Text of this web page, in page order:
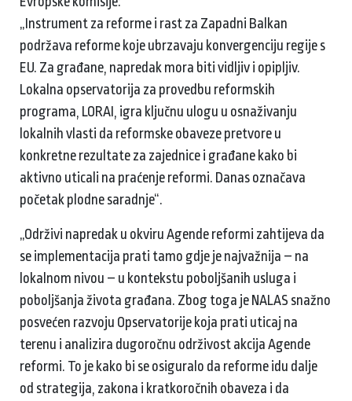
„Instrument za reforme i rast za Zapadni Balkan
podržava reforme koje ubrzavaju konvergenciju regije s
EU. Za građane, napredak mora biti vidljiv i opipljiv.
Lokalna opservatorija za provedbu reformskih
programa, LORAI, igra ključnu ulogu u osnaživanju
lokalnih vlasti da reformske obaveze pretvore u
konkretne rezultate za zajednice i građane kako bi
aktivno uticali na praćenje reformi. Danas označava
početak plodne saradnje“.
„Održivi napredak u okviru Agende reformi zahtijeva da
se implementacija prati tamo gdje je najvažnija – na
lokalnom nivou – u kontekstu poboljšanih usluga i
poboljšanja života građana. Zbog toga je NALAS snažno
posvećen razvoju Opservatorije koja prati uticaj na
terenu i analizira dugoročnu održivost akcija Agende
reformi. To je kako bi se osiguralo da reforme idu dalje
od strategija, zakona i kratkoročnih obaveza i da